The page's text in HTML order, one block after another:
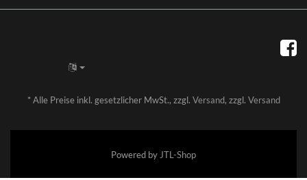
*Alle Preise inkl. gesetzlicher MwSt., zzgl. Versand, zzgl. Versand
Powered by JTL-Shop